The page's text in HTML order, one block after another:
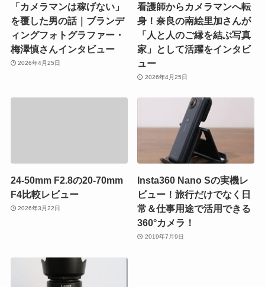
「カメラマンは稼げない」
を覆した男の話｜ブランデ
ィングフォトグラファー・
梅澤慎さんインタビュー
2026年4月25日
看護師からカメラマンへ転
身！奈良の南絵里加さんが
「人と人のご縁を結ぶ写真
家」として活躍をインタビ
ュー
2026年4月25日
24-50mm F2.8の20-70mm
F4比較レビュー
2026年3月22日
Insta360 Nano Sの実機レ
ビュー！旅行だけでなく日
常＆仕事用途で活用できる
360°カメラ！
2019年7月9日